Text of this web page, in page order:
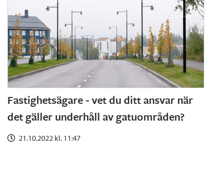
Fastighetsägare - vet du ditt ansvar när
det gäller underhåll av gatuområden?
21.10.2022 kl. 11:47